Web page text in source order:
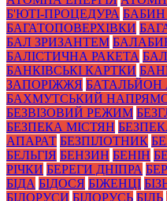
Б'ЮТІ-ПРОЦЕДУРА БАБИН
БАГАТОПОВЕРХІВКИ
БАЛ ЗРИЗАНТЕМ
БАЛІСТИЧНА РАКЕТА
БАНКІВСЬКІ КАРТКИ
ЗАПОРІЖЖЯ БАТАЛЬЙОН
БАХМУТСЬКИЙ
БЕЗВІЗОВИЙ РЕЖИМ
БЕЗПЕКА МІСТЯН
АПАРАТ БЕЗПІЛОТНИК
БЕЛЬГІЯ БЕНЗИН БЕНІН
РІЧКИ БЕРЕГИ ДНІПРА
БІДА БІДОСЯ БІЖЕНЦІ
БІЛОРУСИ БІЛОРУСЬ БІЛЬ